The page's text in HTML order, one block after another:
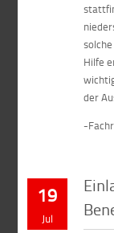
Hilfe
der
-
19
Jul